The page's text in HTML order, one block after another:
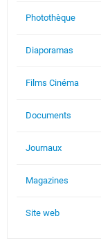
Photothèque
Diaporamas
Films Cinéma
Documents
Journaux
Magazines
Site web